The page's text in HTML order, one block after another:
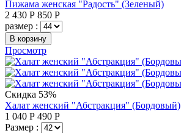
Пижама женская "Радость" (Зеленый)
2 430 Р 850 Р
размер :
В корзину
Просмотр
Скидка 53%
Халат женский "Абстракция" (Бордовый)
1 040 Р 490 Р
Размер :